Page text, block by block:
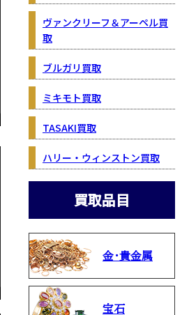
ヴァンクリーフ＆アーペル買
取
ブルガリ買取
ミキモト買取
TASAKI買取
ハリー・ウィンストン買取
買取品目
金・貴金属
宝石